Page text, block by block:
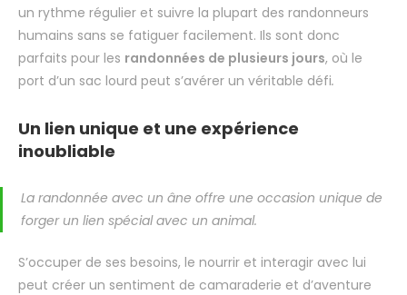
un rythme régulier et suivre la plupart des randonneurs
humains sans se fatiguer facilement. Ils sont donc
parfaits pour les randonnées de plusieurs jours, où le
port d’un sac lourd peut s’avérer un véritable défi.
Un lien unique et une expérience
inoubliable
La randonnée avec un âne offre une occasion unique de
forger un lien spécial avec un animal.
S’occuper de ses besoins, le nourrir et interagir avec lui
peut créer un sentiment de camaraderie et d’aventure